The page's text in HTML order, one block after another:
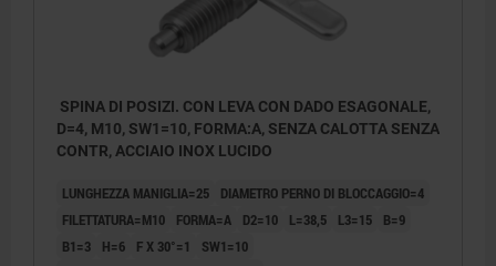
SPINA DI POSIZI. CON LEVA CON DADO ESAGONALE,
D=4, M10, SW1=10, FORMA:A, SENZA CALOTTA SENZA
CONTR, ACCIAIO INOX LUCIDO
LUNGHEZZA MANIGLIA=25
DIAMETRO PERNO DI BLOCCAGGIO=4
FILETTATURA=M10
FORMA=A D2=10 L=38,5 L3=15
B=9
B1=3
H=6 F X 30°=1
SW1=10